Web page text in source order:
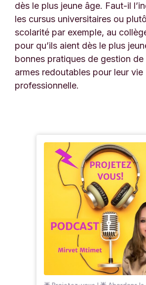
dès le plus jeune âge. Faut-il
les cursus universitaires ou
scolarité par exemple, au
pour qu’ils aient dès le plus
bonnes pratiques de gestion
armes redoutables pour leur vie
professionnelle.